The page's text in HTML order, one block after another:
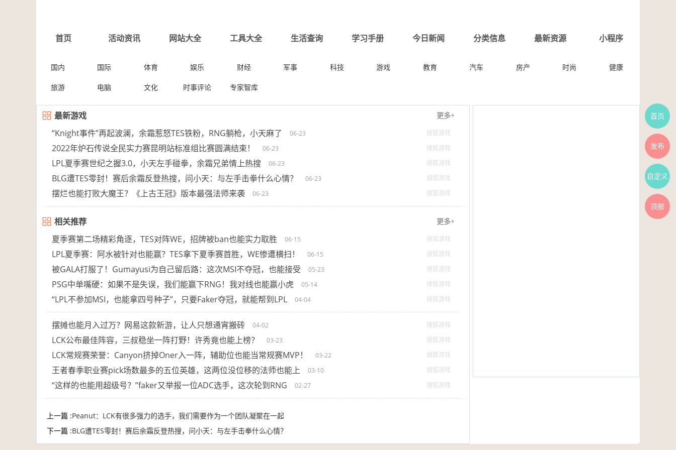
首页 活动资讯 网站大全 工具大全 生活查询 学习手册 今日新闻 分类信息 最新资源 小程序
国内 国际 体育 娱乐 财经 军事 科技 游戏 教育 汽车 房产 时尚 健康
旅游 电脑 文化 时事评论 专家智库
最新游戏 更多+
“Knight事件”再起波澜，余霜惹怒TES铁粉，RNG躺枪，小天麻了 06-23 搜狐游戏
2022年炉石传说全民实力赛昆明站标准组比赛圆满结束！ 06-23 搜狐游戏
LPL夏季赛世纪之握3.0，小天左手碰拳，余霜兄弟情上热搜 06-23 搜狐游戏
BLG遭TES零封！赛后余霜反登热搜，问小天：与左手击拳什么心情？ 06-23 搜狐游戏
摆烂也能打败大魔王？《上古王冠》版本最强法师来袭 06-23 搜狐游戏
相关推荐 更多+
夏季赛第二场精彩角逐，TES对阵WE，招牌被ban也能实力取胜 06-15 搜狐游戏
LPL夏季赛：阿水被针对也能赢？TES拿下夏季赛首胜，WE惨遭横扫！ 06-15 搜狐游戏
被GALA打服了！Gumayusi为自己留后路：这次MSI不夺冠，也能接受 05-23 搜狐游戏
PSG中单嘴硬：如果不是失误，我们能赢下RNG！我对线也能赢小虎 05-14 搜狐游戏
“LPL不参加MSI，也能拿四号种子”，只要Faker夺冠，就能帮到LPL 04-04 搜狐游戏
摆摊也能月入过万？网易这款新游，让人只想通宵搬砖 04-02 搜狐游戏
LCK公布最佳阵容，三叔稳坐一阵打野！许秀竟也能上榜？ 03-23 搜狐游戏
LCK常规赛荣誉：Canyon挤掉Oner入一阵，辅助位也能当常规赛MVP！ 03-22 搜狐游戏
王者春季职业赛pick场数最多的五位英雄，这两位没位移的法师也能上 03-10 搜狐游戏
“这样的也能用超级号？”faker又举报一位ADC选手，这次轮到RNG 02-27 搜狐游戏
上一篇 :Peanut：LCK有很多强力的选手，我们需要作为一个团队凝聚在一起
下一篇 :BLG遭TES零封！赛后余霜反登热搜，问小天：与左手击拳什么心情？
首页
发布
自定义
顶部